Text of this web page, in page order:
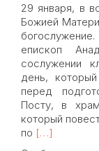
29 января, в
Божией
епископ
сослужении
день,
перед
Посту, в
который
по Read
[…]